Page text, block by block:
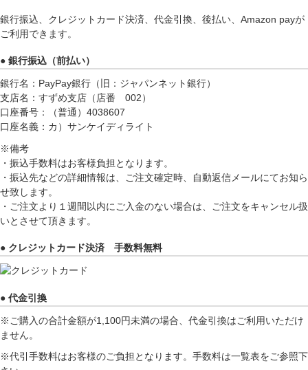
銀行振込、クレジットカード決済、代金引換、後払い、Amazon payが
ご利用できます。
● 銀行振込（前払い）
銀行名：PayPay銀行（旧：ジャパンネット銀行）
支店名：すずめ支店（店番 002）
口座番号：（普通）4038607
口座名義：カ）サンケイディライト
※備考
・振込手数料はお客様負担となります。
・振込先などの詳細情報は、ご注文確定時、自動返信メールにてお知ら
せ致します。
・ご注文より１週間以内にご入金のない場合は、ご注文をキャンセル扱
いとさせて頂きます。
● クレジットカード決済 手数料無料
● 代金引換
※ご購入の合計金額が1,100円未満の場合、代金引換はご利用いただけ
ません。
※代引手数料はお客様のご負担となります。手数料は一覧表をご参照下